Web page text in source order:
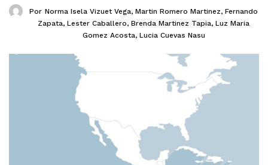
Por Norma Isela Vizuet Vega, Martin Romero Martinez, Fernando
Zapata, Lester Caballero, Brenda Martinez Tapia, Luz Maria
Gomez Acosta, Lucia Cuevas Nasu